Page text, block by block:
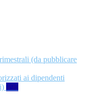
(da pubblicare
ai dipendenti
490